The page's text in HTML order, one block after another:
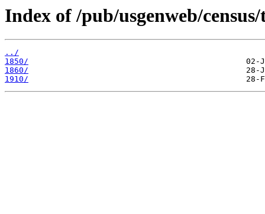
Index of /pub/usgenweb/
../
1850/
1860/
1910/